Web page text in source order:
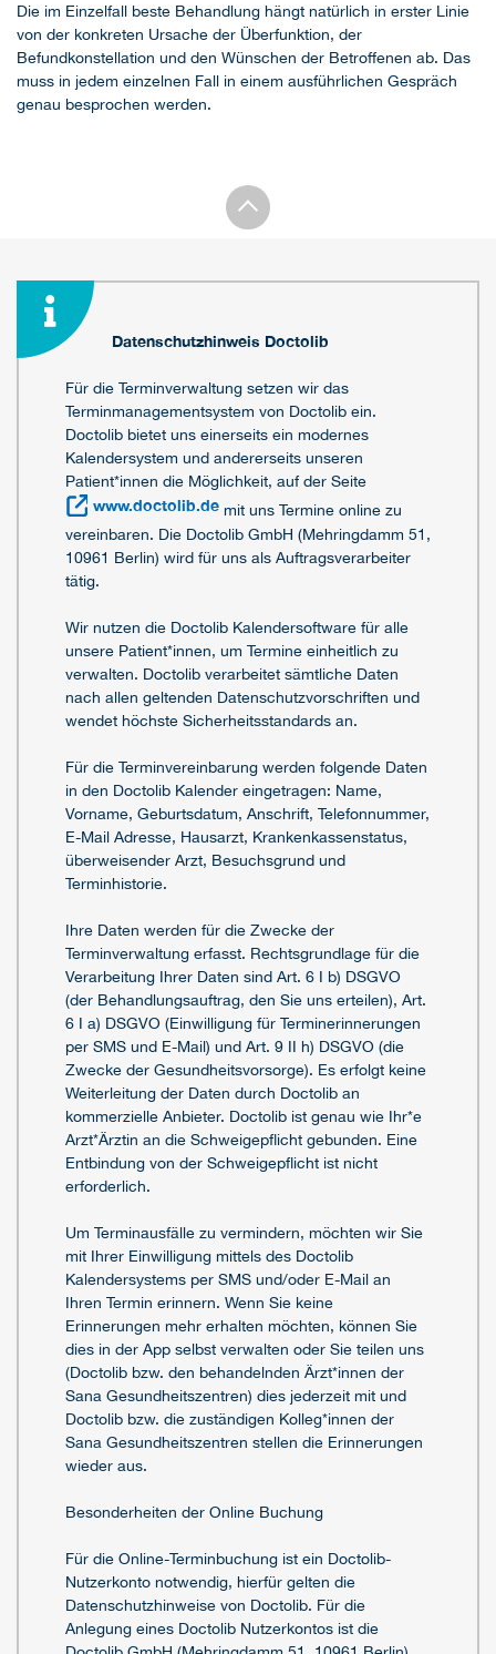
Die im Einzelfall beste Behandlung hängt natürlich in erster Linie
von der konkreten Ursache der Überfunktion, der
Befundkonstellation und den Wünschen der Betroffenen ab. Das
muss in jedem einzelnen Fall in einem ausführlichen Gespräch
genau besprochen werden.
Datenschutzhinweis Doctolib
Für die Terminverwaltung setzen wir das
Terminmanagementsystem von Doctolib ein.
Doctolib bietet uns einerseits ein modernes
Kalendersystem und andererseits unseren
Patient*innen die Möglichkeit, auf der Seite
www.doctolib.de mit uns Termine online zu
vereinbaren. Die Doctolib GmbH (Mehringdamm 51,
10961 Berlin) wird für uns als Auftragsverarbeiter
tätig.
Wir nutzen die Doctolib Kalendersoftware für alle
unsere Patient*innen, um Termine einheitlich zu
verwalten. Doctolib verarbeitet sämtliche Daten
nach allen geltenden Datenschutzvorschriften und
wendet höchste Sicherheitsstandards an.
Für die Terminvereinbarung werden folgende Daten
in den Doctolib Kalender eingetragen: Name,
Vorname, Geburtsdatum, Anschrift, Telefonnummer,
E-Mail Adresse, Hausarzt, Krankenkassenstatus,
überweisender Arzt, Besuchsgrund und
Terminhistorie.
Ihre Daten werden für die Zwecke der
Terminverwaltung erfasst. Rechtsgrundlage für die
Verarbeitung Ihrer Daten sind Art. 6 I b) DSGVO
(der Behandlungsauftrag, den Sie uns erteilen), Art.
6 I a) DSGVO (Einwilligung für Terminerinnerungen
per SMS und E-Mail) und Art. 9 II h) DSGVO (die
Zwecke der Gesundheitsvorsorge). Es erfolgt keine
Weiterleitung der Daten durch Doctolib an
kommerzielle Anbieter. Doctolib ist genau wie Ihr*e
Arzt*Ärztin an die Schweigepflicht gebunden. Eine
Entbindung von der Schweigepflicht ist nicht
erforderlich.
Um Terminausfälle zu vermindern, möchten wir Sie
mit Ihrer Einwilligung mittels des Doctolib
Kalendersystems per SMS und/oder E-Mail an
Ihren Termin erinnern. Wenn Sie keine
Erinnerungen mehr erhalten möchten, können Sie
dies in der App selbst verwalten oder Sie teilen uns
(Doctolib bzw. den behandelnden Ärzt*innen der
Sana Gesundheitszentren) dies jederzeit mit und
Doctolib bzw. die zuständigen Kolleg*innen der
Sana Gesundheitszentren stellen die Erinnerungen
wieder aus.
Besonderheiten der Online Buchung
Für die Online-Terminbuchung ist ein Doctolib-
Nutzerkonto notwendig, hierfür gelten die
Datenschutzhinweise von Doctolib. Für die
Anlegung eines Doctolib Nutzerkontos ist die